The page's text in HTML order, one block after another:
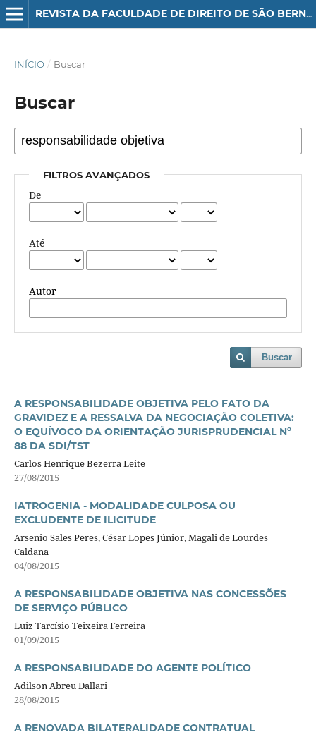
REVISTA DA FACULDADE DE DIREITO DE SÃO BERNARDO DO CAMPO
INÍCIO / Buscar
Buscar
FILTROS AVANÇADOS
De
Até
Autor
Buscar
A RESPONSABILIDADE OBJETIVA PELO FATO DA
GRAVIDEZ E A RESSALVA DA NEGOCIAÇÃO COLETIVA:
O EQUÍVOCO DA ORIENTAÇÃO JURISPRUDENCIAL Nº
88 DA SDI/TST
Carlos Henrique Bezerra Leite
27/08/2015
IATROGENIA - MODALIDADE CULPOSA OU
EXCLUDENTE DE ILICITUDE
Arsenio Sales Peres, César Lopes Júnior, Magali de Lourdes
Caldana
04/08/2015
A RESPONSABILIDADE OBJETIVA NAS CONCESSÕES
DE SERVIÇO PÚBLICO
Luiz Tarcísio Teixeira Ferreira
01/09/2015
A RESPONSABILIDADE DO AGENTE POLÍTICO
Adilson Abreu Dallari
28/08/2015
A RENOVADA BILATERALIDADE CONTRATUAL